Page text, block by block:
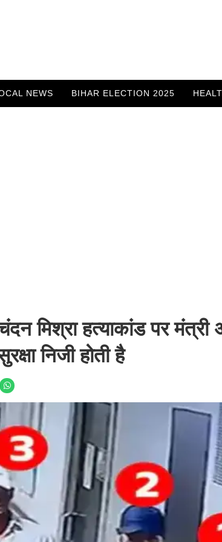
NEWS BIHAR ELECTION 2025
मिश्रा हत्याकांड पर मंत्री
निजी होती है